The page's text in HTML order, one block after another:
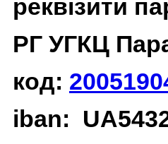
реквізити
РГ УГКЦ
код:
iban: